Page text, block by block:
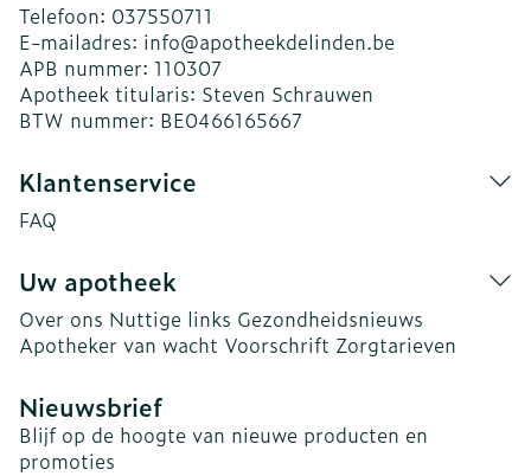
Telefoon: 037550711
E-mailadres: info@apotheekdelinden.be
APB nummer: 110307
Apotheek titularis: Steven Schrauwen
BTW nummer: BE0466165667
Klantenservice
FAQ
Uw apotheek
Over ons Nuttige links Gezondheidsnieuws
Apotheker van wacht Voorschrift Zorgtarieven
Nieuwsbrief
Blijf op de hoogte van nieuwe producten en
promoties